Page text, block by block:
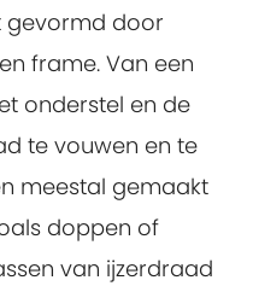
gevormd door
frame. Van een
onderstel en de
te vouwen en te
meestal gemaakt
doppen of
van ijzerdraad